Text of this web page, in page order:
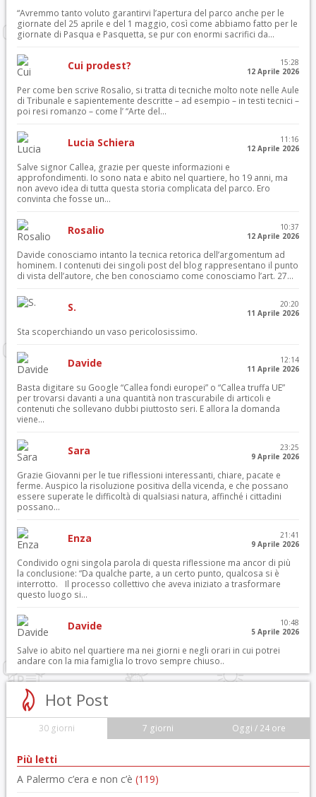
“Avremmo tanto voluto garantirvi l’apertura del parco anche per le
giornate del 25 aprile e del 1 maggio, così come abbiamo fatto per le
giornate di Pasqua e Pasquetta, se pur con enormi sacrifici da...
Cui prodest?
15:28
12 Aprile 2026
Per come ben scrive Rosalio, si tratta di tecniche molto note nelle Aule
di Tribunale e sapientemente descritte – ad esempio – in testi tecnici –
poi resi romanzo – come l’ “Arte del...
Lucia Schiera
11:16
12 Aprile 2026
Salve signor Callea, grazie per queste informazioni e
approfondimenti. Io sono nata e abito nel quartiere, ho 19 anni, ma
non avevo idea di tutta questa storia complicata del parco. Ero
convinta che fosse un...
Rosalio
10:37
12 Aprile 2026
Davide conosciamo intanto la tecnica retorica dell’argomentum ad
hominem. I contenuti dei singoli post del blog rappresentano il punto
di vista dell’autore, che ben conosciamo come conosciamo l’art. 27...
S.
20:20
11 Aprile 2026
Sta scoperchiando un vaso pericolosissimo.
Davide
12:14
11 Aprile 2026
Basta digitare su Google “Callea fondi europei” o “Callea truffa UE”
per trovarsi davanti a una quantità non trascurabile di articoli e
contenuti che sollevano dubbi piuttosto seri. E allora la domanda
viene...
Sara
23:25
9 Aprile 2026
Grazie Giovanni per le tue riflessioni interessanti, chiare, pacate e
ferme. Auspico la risoluzione positiva della vicenda, e che possano
essere superate le difficoltà di qualsiasi natura, affinché i cittadini
possano...
Enza
21:41
9 Aprile 2026
Condivido ogni singola parola di questa riflessione ma ancor di più
la conclusione: “Da qualche parte, a un certo punto, qualcosa si è
interrotto. Il processo collettivo che aveva iniziato a trasformare
questo luogo si...
Davide
10:48
5 Aprile 2026
Salve io abito nel quartiere ma nei giorni e negli orari in cui potrei
andare con la mia famiglia lo trovo sempre chiuso..
Hot Post
30 giorni 7 giorni Oggi / 24 ore
Più letti
A Palermo c’era e non c’è (119)